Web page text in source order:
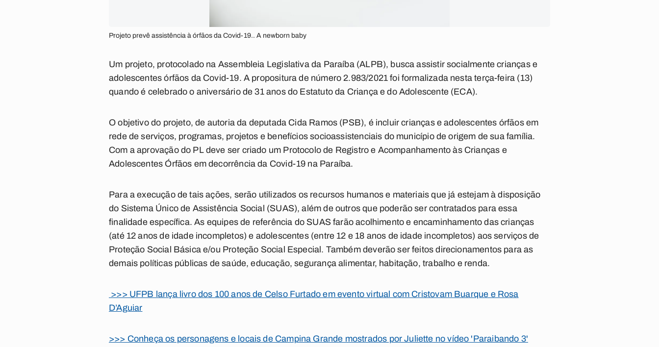
Projeto prevê assistência à órfãos da Covid-19.. A newborn baby
Um projeto, protocolado na Assembleia Legislativa da Paraíba (ALPB), busca assistir socialmente crianças e
adolescentes órfãos da Covid-19. A propositura de número 2.983/2021 foi formalizada nesta terça-feira (13)
quando é celebrado o aniversário de 31 anos do Estatuto da Criança e do Adolescente (ECA).
O objetivo do projeto, de autoria da deputada Cida Ramos (PSB), é incluir crianças e adolescentes órfãos em
rede de serviços, programas, projetos e benefícios socioassistenciais do município de origem de sua família.
Com a aprovação do PL deve ser criado um Protocolo de Registro e Acompanhamento às Crianças e
Adolescentes Órfãos em decorrência da Covid-19 na Paraíba.
Para a execução de tais ações, serão utilizados os recursos humanos e materiais que já estejam à disposição
do Sistema Único de Assistência Social (SUAS), além de outros que poderão ser contratados para essa
finalidade específica. As equipes de referência do SUAS farão acolhimento e encaminhamento das crianças
(até 12 anos de idade incompletos) e adolescentes (entre 12 e 18 anos de idade incompletos) aos serviços de
Proteção Social Básica e/ou Proteção Social Especial. Também deverão ser feitos direcionamentos para as
demais políticas públicas de saúde, educação, segurança alimentar, habitação, trabalho e renda.
>>> UFPB lança livro dos 100 anos de Celso Furtado em evento virtual com Cristovam Buarque e Rosa
D’Aguiar
>>> Conheça os personagens e locais de Campina Grande mostrados por Juliette no vídeo 'Paraibando 3'